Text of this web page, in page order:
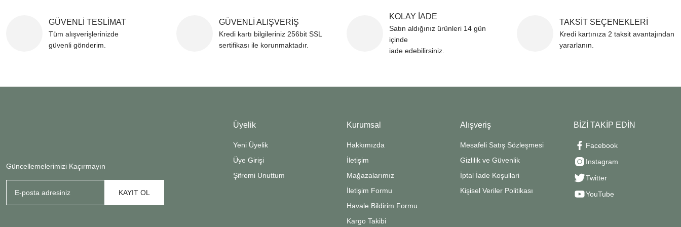
GÜVENLİ TESLİMAT
Tüm alışverişlerinizde
güvenli gönderim.
GÜVENLİ ALIŞVERİŞ
Kredi kartı bilgileriniz 256bit SSL
sertifikası ile korunmaktadır.
KOLAY İADE
Satın aldığınız ürünleri 14 gün
içinde
iade edebilirsiniz.
TAKSİT SEÇENEKLERİ
Kredi kartınıza 2 taksit avantajından
yararlanın.
Güncellemelerimizi Kaçırmayın
KAYIT OL
Üyelik
Yeni Üyelik
Üye Girişi
Şifremi Unuttum
Kurumsal
Hakkımızda
İletişim
Mağazalarımız
İletişim Formu
Havale Bildirim Formu
Kargo Takibi
Alışveriş
Mesafeli Satış Sözleşmesi
Gizlilik ve Güvenlik
İptal İade Koşullari
Kişisel Veriler Politikası
BİZİ TAKİP EDİN
Facebook
Instagram
Twitter
YouTube